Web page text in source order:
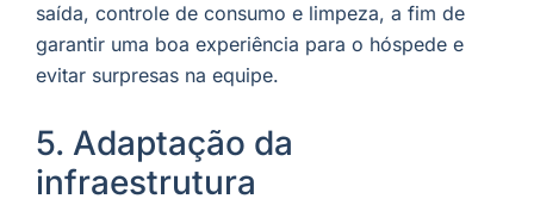
saída, controle de consumo e limpeza, a fim de
garantir uma boa experiência para o hóspede e
evitar surpresas na equipe.
5. Adaptação da
infraestrutura